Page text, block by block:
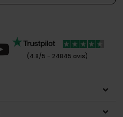
(4.8/5 - 24845 avis)